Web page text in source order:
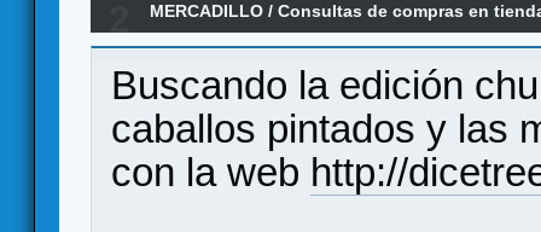
MERCADILLO /Consultas de compras en
¿Alguien ha comprado aquí?
Buscando la edición
caballos pintados y las
con la web http://